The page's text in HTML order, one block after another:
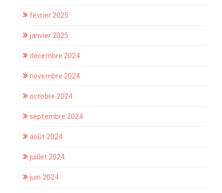
février 2025
janvier 2025
décembre 2024
novembre 2024
octobre 2024
septembre 2024
août 2024
juillet 2024
juin 2024